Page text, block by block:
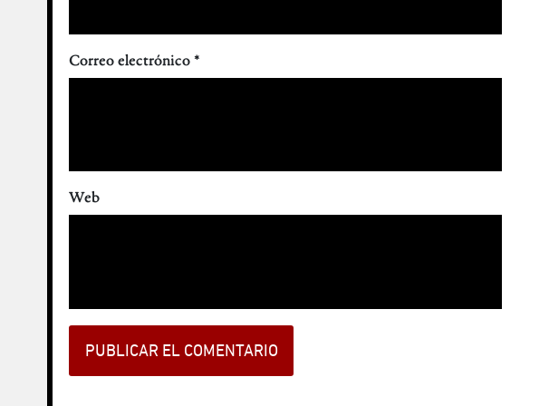
Correo electrónico*
Web